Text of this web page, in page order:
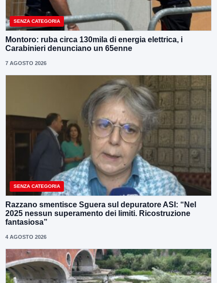
SENZA CATEGORIA
Montoro: ruba circa 130mila di energia elettrica, i
Carabinieri denunciano un 65enne
7 AGOSTO 2026
SENZA CATEGORIA
Razzano smentisce Sguera sul depuratore ASI: “Nel
2025 nessun superamento dei limiti. Ricostruzione
fantasiosa”
4 AGOSTO 2026